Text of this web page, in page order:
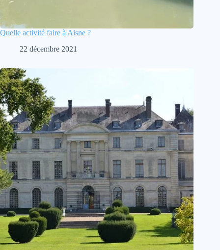
Quelle activité faire à Aisne ?
22 décembre 2021